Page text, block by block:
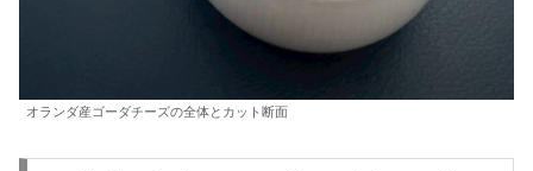
オランダ産ゴーダチーズの全体とカット断面